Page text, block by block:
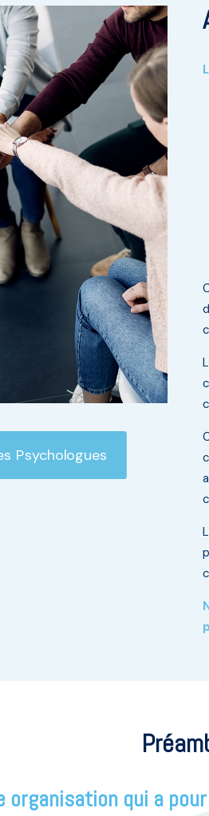
Psychologues
organisation qui a